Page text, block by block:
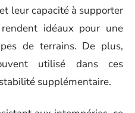
leur capacité à supporter
idéaux pour une
de terrains. De plus,
utilisé dans ces
supplémentaire.